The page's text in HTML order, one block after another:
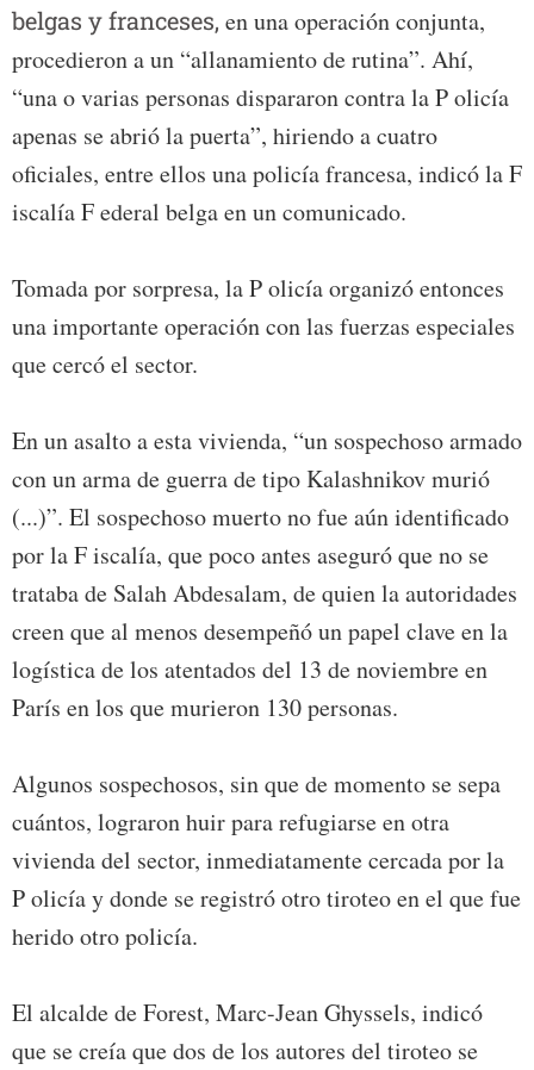
belgas y franceses, en una operación conjunta,
procedieron a un “allanamiento de rutina”. Ahí,
“una o varias personas dispararon contra la P olicía
apenas se abrió la puerta”, hiriendo a cuatro
oficiales, entre ellos una policía francesa, indicó la F
iscalía F ederal belga en un comunicado.
Tomada por sorpresa, la P olicía organizó entonces
una importante operación con las fuerzas especiales
que cercó el sector.
En un asalto a esta vivienda, “un sospechoso armado
con un arma de guerra de tipo Kalashnikov murió
(...)”. El sospechoso muerto no fue aún identificado
por la F iscalía, que poco antes aseguró que no se
trataba de Salah Abdesalam, de quien la autoridades
creen que al menos desempeñó un papel clave en la
logística de los atentados del 13 de noviembre en
París en los que murieron 130 personas.
Algunos sospechosos, sin que de momento se sepa
cuántos, lograron huir para refugiarse en otra
vivienda del sector, inmediatamente cercada por la
P olicía y donde se registró otro tiroteo en el que fue
herido otro policía.
El alcalde de Forest, Marc-Jean Ghyssels, indicó
que se creía que dos de los autores del tiroteo se